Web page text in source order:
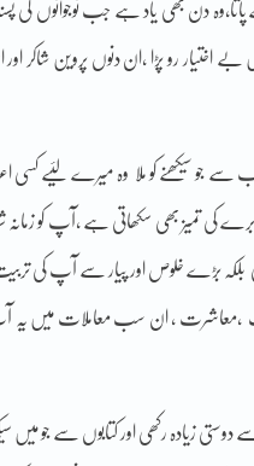
دن بھی یاد ہے جب نوجوانوں کی
رو پڑا ،ان دنوں پروین شاکر اور
سے جو سیکھنے کو ملا وہ میرے لئیے
برے کی تمیز بھی سکھاتی ہے ،آپ کو
بلکہ بڑے خلوص اور پیار سے آپ کی
،معاشرت ، ان سب معاملات میں
رکھی اور کتابوں سے جو میں سیکھ